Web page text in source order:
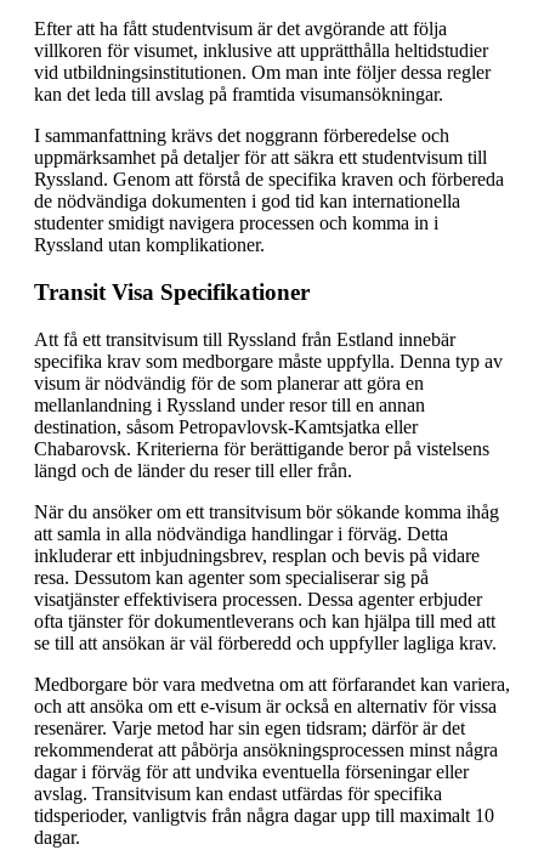
Efter att ha fått studentvisum är det avgörande att följa
villkoren för visumet, inklusive att upprätthålla heltidstudier
vid utbildningsinstitutionen. Om man inte följer dessa regler
kan det leda till avslag på framtida visumansökningar.
I sammanfattning krävs det noggrann förberedelse och
uppmärksamhet på detaljer för att säkra ett studentvisum till
Ryssland. Genom att förstå de specifika kraven och förbereda
de nödvändiga dokumenten i god tid kan internationella
studenter smidigt navigera processen och komma in i
Ryssland utan komplikationer.
Transit Visa Specifikationer
Att få ett transitvisum till Ryssland från Estland innebär
specifika krav som medborgare måste uppfylla. Denna typ av
visum är nödvändig för de som planerar att göra en
mellanlandning i Ryssland under resor till en annan
destination, såsom Petropavlovsk-Kamtsjatka eller
Chabarovsk. Kriterierna för berättigande beror på vistelsens
längd och de länder du reser till eller från.
När du ansöker om ett transitvisum bör sökande komma ihåg
att samla in alla nödvändiga handlingar i förväg. Detta
inkluderar ett inbjudningsbrev, resplan och bevis på vidare
resa. Dessutom kan agenter som specialiserar sig på
visatjänster effektivisera processen. Dessa agenter erbjuder
ofta tjänster för dokumentleverans och kan hjälpa till med att
se till att ansökan är väl förberedd och uppfyller lagliga krav.
Medborgare bör vara medvetna om att förfarandet kan variera,
och att ansöka om ett e-visum är också en alternativ för vissa
resenärer. Varje metod har sin egen tidsram; därför är det
rekommenderat att påbörja ansökningsprocessen minst några
dagar i förväg för att undvika eventuella förseningar eller
avslag. Transitvisum kan endast utfärdas för specifika
tidsperioder, vanligtvis från några dagar upp till maximalt 10
dagar.